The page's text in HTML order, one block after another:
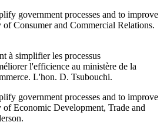
government processes and to improve
Consumer and Commercial Relations.
à simplifier les processus
l'efficience au ministère de la
L'hon. D. Tsubouchi.
government processes and to improve
Economic Development, Trade and